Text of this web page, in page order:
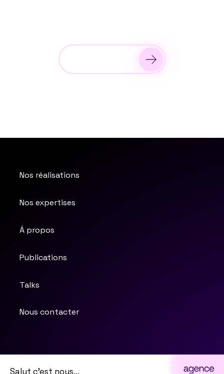
Salut c'est nous...
Nos réalisations
Nos expertises
Á propos
Publications
Talks
Nous contacter